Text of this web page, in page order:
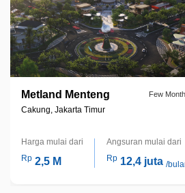
Metland Menteng
Cakung, Jakarta Timur
Few
Harga mulai dari
Rp 2,5 M
Angsuran mulai dari
Rp 12,4 juta /